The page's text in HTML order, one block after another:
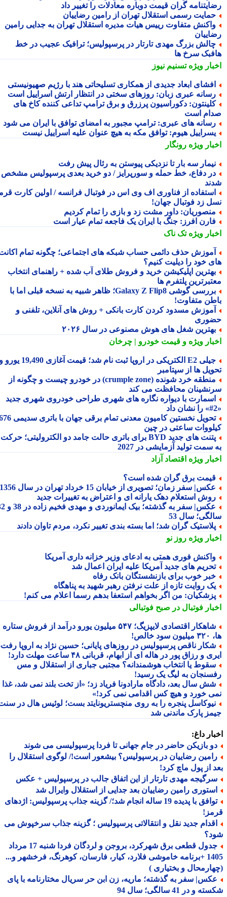
گران قیمت دوباره معادلات را تغییر داد
رسمی استقلال تهران از رامین رضاییان
متفاوت رییس هیات مدیره استقلال تهران به جدایی رامین
بزرگ مهدی تارتار در پرسپولیس؛ ترافیک عجیب در خط
سرخ ها
ویژهتسنیم نیوز
ابعاد جدیدی از همکاری تسلیحاتی هند با رژیم صهیونیستی
عبری زبان: روزهای سختی در انتظار ارتش اسراییل است
دکوراسیون پرزرق و برق ترامپ تداعی کننده کاخ های
است
های عبری: ترامپ مجبور به امضای توافق با ایران می شود
هیوم: توافق مکه به هیچ عنوان علیه اسراییل نیست
ویژهرونگار
سه بار تا نزدیکی پیوستن به رئال پیش رفت
دفاع، خط حمله و سورپرایز / دو خرید بعدی پرسپولیس مشخص
از فناوری اف وی اس در فوتبال فرانسه / اولین کارت قرمز
زد فوتبال جهان!
داور مشت زد و بازی را تمام کردیم
افرز: جنگ با ایران یک فاجعه تمام عیار است
ویژهتک ناک
حذف دائمی حساب شبکه های اجتماعی؛ چگونه تمام اکانت
خود را دیلیت کنیم؟
اپلیکیشن خرید و فروش طلای آب شده + راهنمای انتخاب
پلتفرم ها
بررسی گوشی Galaxy Z Flip8؛ ظاهر شبیه به نسخه قبلی اما با
متفاوت!
مسدود کردن کارت بانکی + روش های آنلاین، تلفنی و
شغل های هوش مصنوعی در سال ۲۰۲۶
ویژهو قیمت خودرو | چرخان
جیلی E2 الکتریکی در اروپا ثبت نام شد؛ قیمت آغازی 19,490 یورو و
ها از سپتامبر
منطقه خرد شونده (crumple zone) در خودرو چیست و چگونه از
محافظت می کند
با دیواره نگاره های شهری طراحی خودروی شهری جدید
تحویل نخستین کامیون معدنی تمام برقی جهان با باتری سدیمی 676
ساعتی در چین
پتنت های جدید BYD برای باتری حالت جامد دو الکترولیتی؛ حرکت
سمت تولید آزمایشی در 2027
ویژهاقتصاد آزاد
برق گران شده است؟
سفر زمان؛ تصویری از خیابان 15 خرداد تهران در سال 1356
استعلام دهک یارانه ای و اعتراض به تغییرات جدید
عکس| سفر به گذشته؛ بیک ایمانوردی و مهدی فخیم زاده در 38 و 32
سال 53
گران شد؛ اما بسته بندی تغییر نکرد، مردم تاوان دادند
ویژهروز نو
فوری همتی به ادعای وزیر خزانه داری آمریکا
های جدید آمریکا علیه ایران اعمال شد
خوب برای بازنشستگان بانک رفاه
روایت تازه از علت نرفتن رهبر شهید به پناهگاه
من اگر بخواهم استعفا بدهم رسما اعلام می کنم!
فوتبال در صبح فوتبالی
شاهکار اقتصادی لایپزیگ؛ ۵۴۷ میلیون یورو درآمد از فروش ستاره
ناقص پرسپولیس در روزهای پایانی؛ حسین نژاد به اروپا رفت،
و رزاق پور در هاله ای از ابهام، قربانی ۴۸ ساعت مهلت دارد!
یا انتخاب هوشمندانه؟ مجتبی جباری از استقلال و مس
به لیگ یک رسید!
سال بعد، دادگاه مارادونا فریاد زد؛ «از تخت بلند نمی شد، غذا
خورد و هیچ کس اقدامی نمی کرد!»
پنجره را به روی منچستریونایتد بست؛ لوئیس هال در سنت
پارک ماندنی شد
داغ:
بازیکن حاضر در جام جهانی تا فردا پرسپولیسی می شوند
رضاییان در پرسپولیس؟ بیشعور است!/ لوگوی استقلال را
از پول ماچ کرد!
مهدی تارتار از این اتفاق جالب در پرسپولیس + عکس
رامین رضاییان بعد جدایی از استقلال وایرال شد
توافق با پدیده 19 ساله انجام شد؛/ گزینه جذاب پرسپولیس: اژدهای
جدید نقل و انتقالاتی پرسپولیس ؛ گزینه جذاب سرخپوش می
جدول قطعی برق شهرکرد، بروجن و لردگان فردا شنبه 17 مرداد
1405 +برنامه خاموشی فلارد، کیار، فارسان، کوهرنگ، فرخشهر و...
و بختیاری )
سفر به گذشته؛ ماریه، زن ابن حر سریال مختارنامه با پای
و در 41 سالگی؛ سال 94